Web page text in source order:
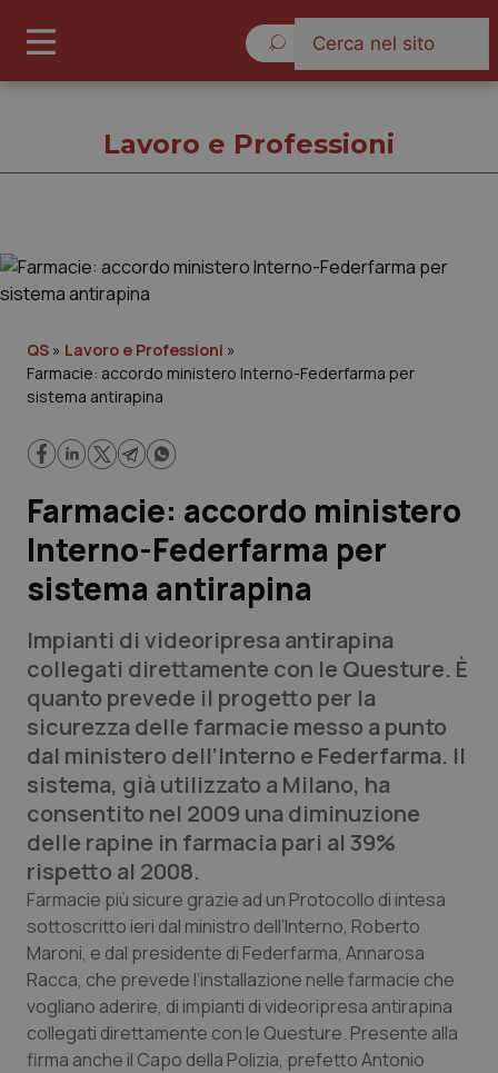
Governo e Parlamento
Regioni e Asl
Lavoro e Professioni
Scienza e Farmaci
Studi e Analisi
Lettere al direttore
Edizioni Regionali
QS Pro
Professionisti Sanitari.AI
Abruzzo
Basilicata
Calabria
QS Pro Gold
Artrite & artrosi
Asma & BPCO
QS Club Newsletter
Lavoro e Professioni
QS » Lavoro e Professioni »
Farmacie: accordo ministero Interno-Federfarma per
sistema antirapina
Farmacie: accordo ministero
Interno-Federfarma per
sistema antirapina
Impianti di videoripresa antirapina
collegati direttamente con le Questure. È
quanto prevede il progetto per la
sicurezza delle farmacie messo a punto
dal ministero dell’Interno e Federfarma. Il
sistema, già utilizzato a Milano, ha
consentito nel 2009 una diminuzione
delle rapine in farmacia pari al 39%
rispetto al 2008.
Farmacie più sicure grazie ad un Protocollo di intesa
sottoscritto ieri dal ministro dell’Interno, Roberto
Maroni, e dal presidente di Federfarma, Annarosa
Racca, che prevede l’installazione nelle farmacie che
vogliano aderire, di impianti di videoripresa antirapina
collegati direttamente con le Questure. Presente alla
firma anche il Capo della Polizia, prefetto Antonio